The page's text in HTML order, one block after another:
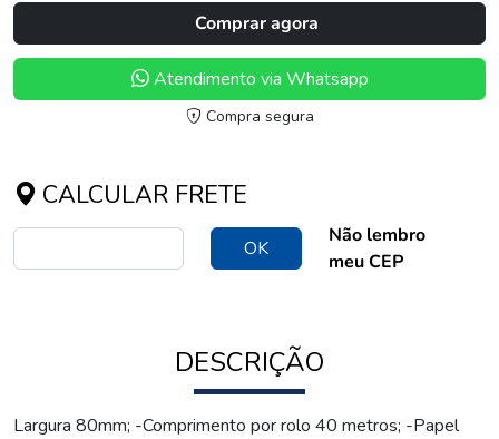
Comprar agora
Atendimento via Whatsapp
Compra segura
CALCULAR FRETE
OK
Não lembro
meu CEP
DESCRIÇÃO
Largura 80mm; -Comprimento por rolo 40 metros; -Papel